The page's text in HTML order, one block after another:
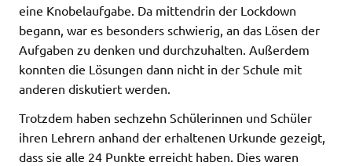
eine Knobelaufgabe. Da mittendrin der Lockdown
begann, war es besonders schwierig, an das Lösen der
Aufgaben zu denken und durchzuhalten. Außerdem
konnten die Lösungen dann nicht in der Schule mit
anderen diskutiert werden.
Trotzdem haben sechzehn Schülerinnen und Schüler
ihren Lehrern anhand der erhaltenen Urkunde gezeigt,
dass sie alle 24 Punkte erreicht haben. Dies waren